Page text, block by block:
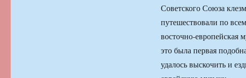
Советского Союза
путешествовали по
восточно-европейская
это была первая
удалось выскочить и